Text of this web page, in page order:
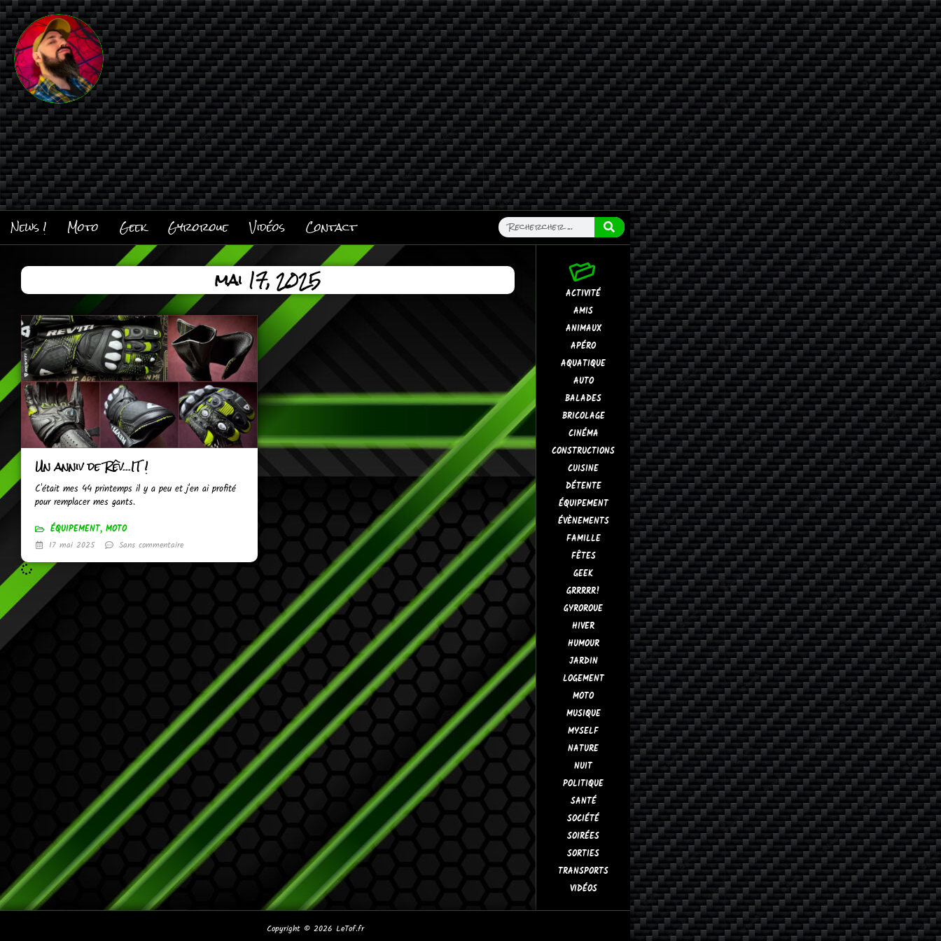
News ! Moto Geek Gyroroue Vidéos Contact
mai 17, 2025
Un anniv de Rêv…IT !
C'était mes 44 printemps il y a peu et j'en ai profité
pour remplacer mes gants.
ÉQUIPEMENT, MOTO
17 mai 2025
Sans commentaire
ACTIVITÉ
AMIS
ANIMAUX
APÉRO
AQUATIQUE
AUTO
BALADES
BRICOLAGE
CINÉMA
CONSTRUCTIONS
CUISINE
DÉTENTE
ÉQUIPEMENT
ÉVÈNEMENTS
FAMILLE
FÊTES
GEEK
GRRRRR!
GYROROUE
HIVER
HUMOUR
JARDIN
LOGEMENT
MOTO
MUSIQUE
MYSELF
NATURE
NUIT
POLITIQUE
SANTÉ
SOCIÉTÉ
SOIRÉES
SORTIES
TRANSPORTS
VIDÉOS
Copyright © 2026 LeTof.fr